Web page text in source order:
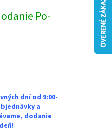
Po-
dní od 9:00-
a
dodanie